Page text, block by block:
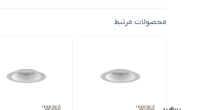
محصولات مرتبط